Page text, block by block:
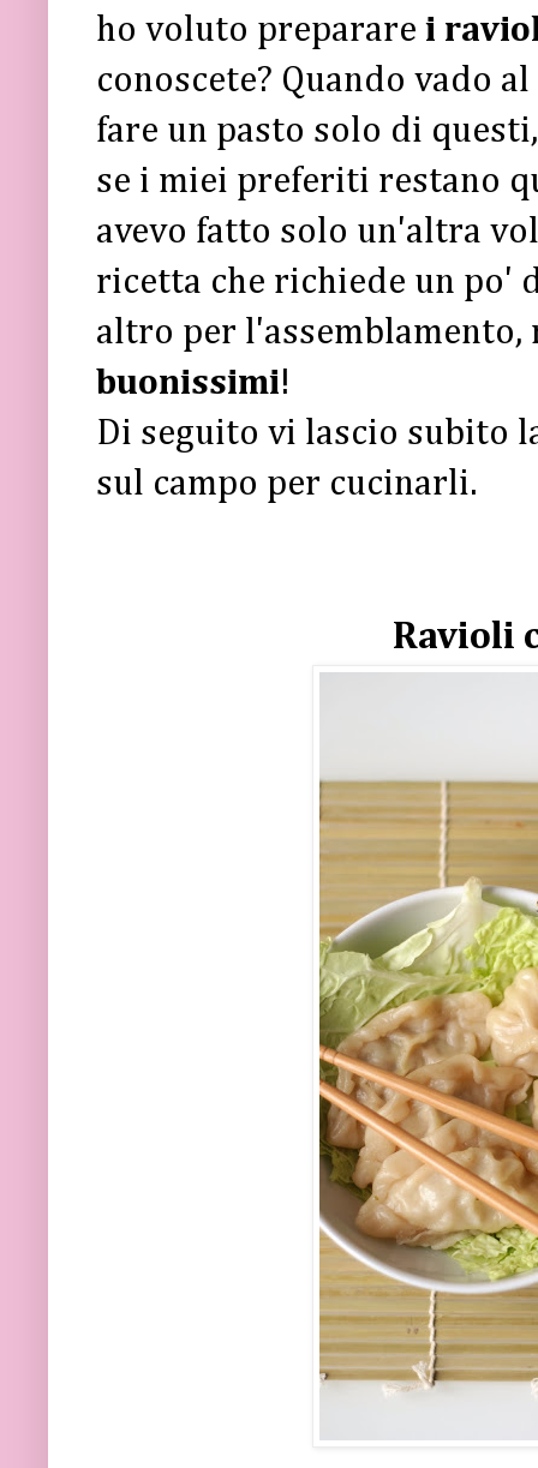
ho voluto preparare i
conoscete? Quando vado
fare un pasto solo di
se i miei preferiti restano
avevo fatto solo un'altra
ricetta che richiede un po'
altro per l'assemblamento,
buonissimi!
Di seguito vi lascio subito
sul campo per cucinarli.
Ravioli